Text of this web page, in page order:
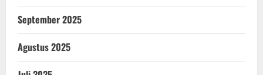
September 2025
Agustus 2025